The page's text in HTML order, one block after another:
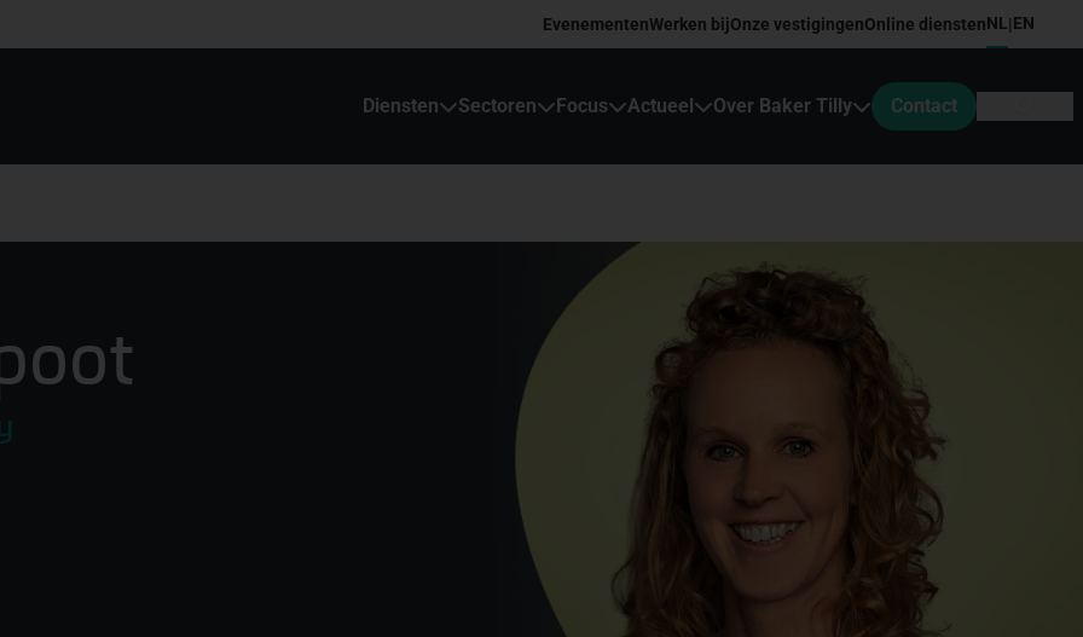
EvenementenWerken bijOnze vestigingenOnline dienstenNL|EN
Diensten Sectoren Focus Actueel Over Baker Tilly Contact